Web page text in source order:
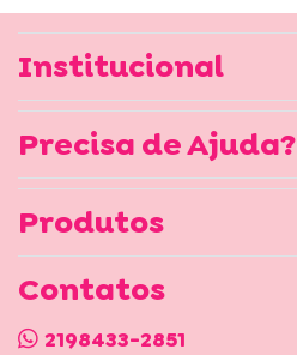
Contatos
2198433-2851
Institucional
Precisa de Ajuda?
Produtos